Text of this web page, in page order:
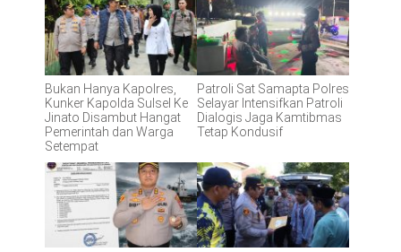
Bukan Hanya Kapolres,
Kunker Kapolda Sulsel Ke
Jinato Disambut Hangat
Pemerintah dan Warga
Setempat
Patroli Sat Samapta Polres
Selayar Intensifkan Patroli
Dialogis Jaga Kamtibmas
Tetap Kondusif